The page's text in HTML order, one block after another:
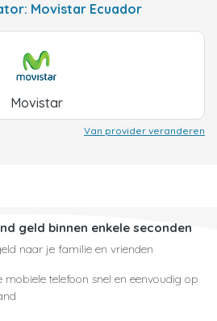
Movistar Ecuador
Movistar
Van provider veranderen
geld binnen enkele seconden
naar je familie en vrienden
mobiele telefoon snel en eenvoudig op